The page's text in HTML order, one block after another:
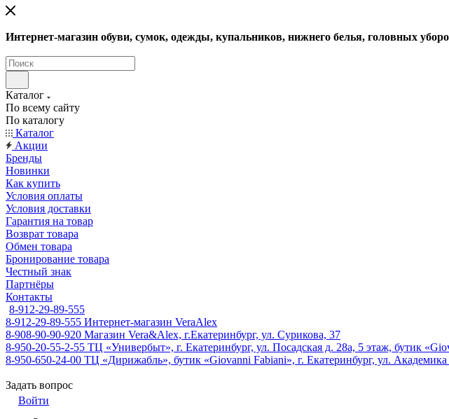
Интернет-магазин обуви, сумок, одежды, купальников, нижнего белья, головных
Каталог
По всему сайту
По каталогу
Каталог
Акции
Бренды
Новинки
Как купить
Условия оплаты
Условия доставки
Гарантия на товар
Возврат товара
Обмен товара
Бронирование товара
Честный знак
Партнёры
Контакты
8-912-29-89-555
8-912-29-89-555 Интернет-магазин VeraAlex
8-908-90-90-920 Магазин Vera&Alex, г.Екатеринбург, ул. Сурикова, 37
8-950-20-55-2-55 ТЦ «Универбыт», г. Екатеринбург, ул. Посадская д. 28а, 5 этаж, бутик
8-950-650-24-00 ТЦ «Дирижабль», бутик «Giovanni Fabiani», г. Екатеринбург, ул.
Задать вопрос
Войти